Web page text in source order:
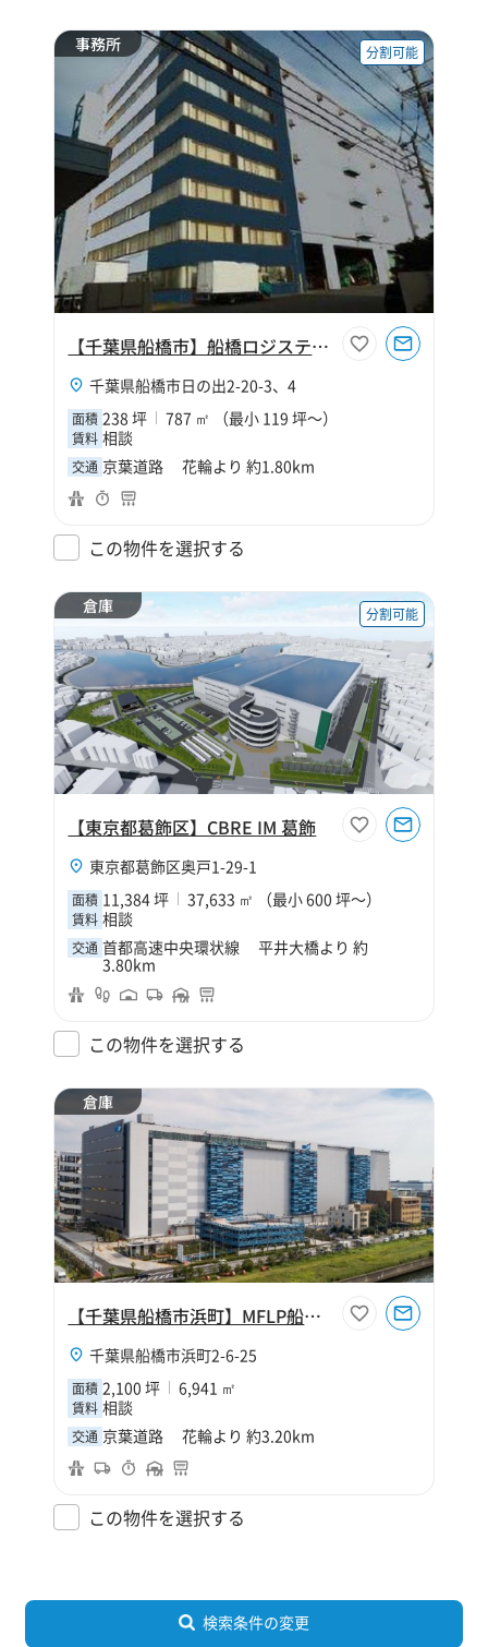
事務所 分割可能
【千葉県船橋市】船橋ロジスティクス事務所区画
千葉県船橋市日の出2-20-3、4
面積 238 坪 787 ㎡ （最小 119 坪～）
賃料 相談
交通 京葉道路 花輪より 約1.80km
この物件を選択する
倉庫 分割可能
【東京都葛飾区】CBRE IM 葛飾
東京都葛飾区奥戸1-29-1
面積 11,384 坪 37,633 ㎡ （最小 600 坪～）
賃料 相談
交通 首都高速中央環状線 平井大橋より 約
3.80km
この物件を選択する
倉庫
【千葉県船橋市浜町】MFLP船橋Ⅱ
千葉県船橋市浜町2-6-25
面積 2,100 坪 6,941 ㎡
賃料 相談
交通 京葉道路 花輪より 約3.20km
この物件を選択する
検索条件の変更